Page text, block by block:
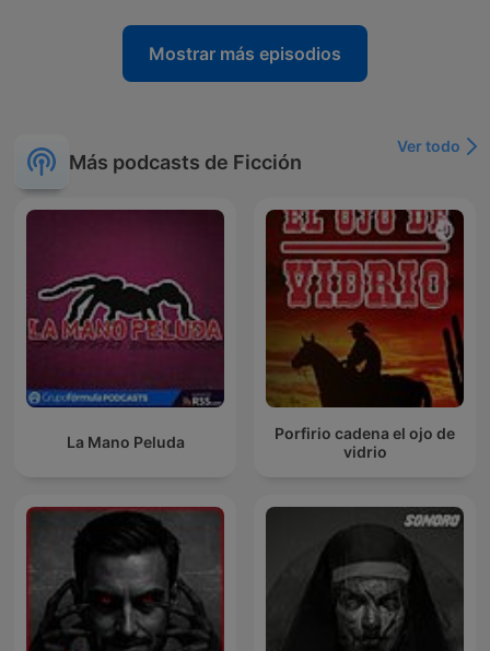
Mostrar más episodios
Más podcasts de Ficción
Ver todo
La Mano Peluda
Porfirio cadena el ojo de
vidrio